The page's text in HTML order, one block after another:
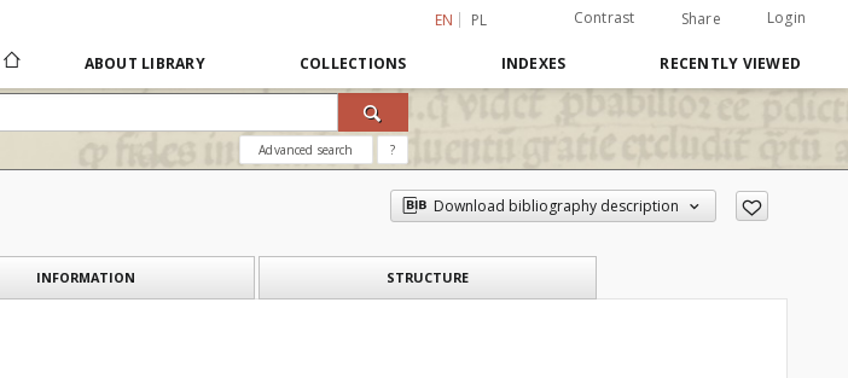
EN PL Contrast Share Login
ABOUT LIBRARY COLLECTIONS INDEXES RECENTLY VIEWED
Advanced search ?
Download bibliography description
INFORMATION STRUCTURE